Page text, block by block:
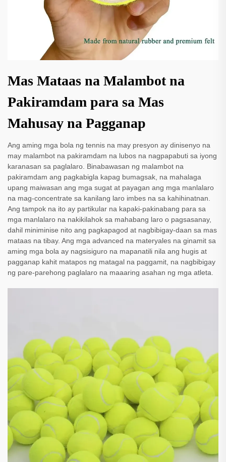
Mas Mataas na Malambot na
Pakiramdam para sa Mas
Mahusay na Pagganap
Ang aming mga bola ng tennis na may presyon ay dinisenyo na
may malambot na pakiramdam na lubos na nagpapabuti sa iyong
karanasan sa paglalaro. Binabawasan ng malambot na
pakiramdam ang pagkabigla kapag bumagsak, na mahalaga
upang maiwasan ang mga sugat at payagan ang mga manlalaro
na mag-concentrate sa kanilang laro imbes na sa kahihinatnan.
Ang tampok na ito ay partikular na kapaki-pakinabang para sa
mga manlalaro na nakikilahok sa mahabang laro o pagsasanay,
dahil miniminise nito ang pagkapagod at nagbibigay-daan sa mas
mataas na tibay. Ang mga advanced na materyales na ginamit sa
aming mga bola ay nagsisiguro na mapanatili nila ang hugis at
pagganap kahit matapos ng matagal na paggamit, na nagbibigay
ng pare-parehong paglalaro na maaaring asahan ng mga atleta.